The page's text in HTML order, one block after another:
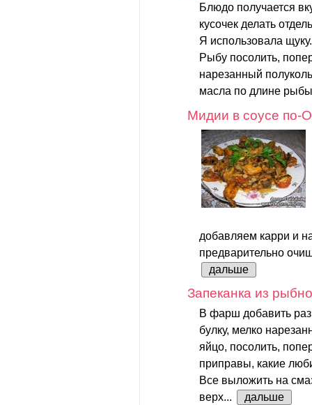
Блюдо получается
кусочек делать
Я использовала щуку.
Рыбу посолить,
нарезанный
масла по длине
Мидии в соусе по-
добавляем карри и
предварительно
дальше
Запеканка из
В фарш добавить
булку, мелко
яйцо, посолить,
приправы, какие
Все выложить на
верх...
дальше